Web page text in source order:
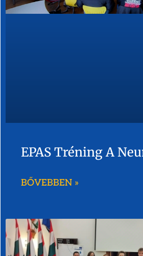
EPAS Tréning A
BŐVEBBEN »